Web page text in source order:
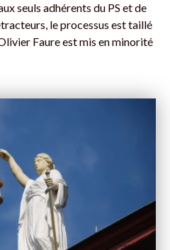
seuls adhérents du PS et de
le processus est taillé
Faure est mis en minorité